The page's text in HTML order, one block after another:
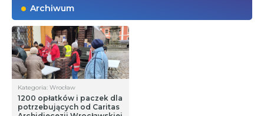
Archiwum
Kategoria: Wrocław
1200 opłatków i paczek dla
potrzebujących od Caritas